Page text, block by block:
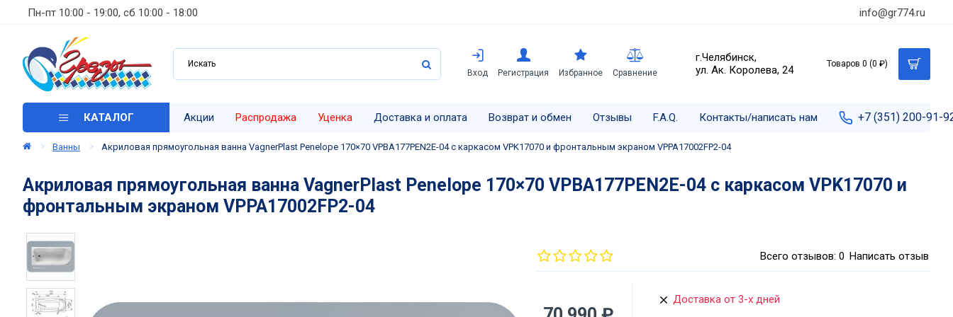
Пн-пт 10:00 - 19:00, сб 10:00 - 18:00 info@gr774.ru
Вход Регистрация Избранное Сравнение
г.Челябинск,
ул. Ак. Королева, 24
Товаров 0 (0 ₽)
КАТАЛОГ Акции Распродажа Уценка Доставка и оплата Возврат и обмен Отзывы F.A.Q. Контакты/написать нам +7 (351) 200-91-
Ванны Акриловая прямоугольная ванна VagnerPlast Penelope 170×70 VPBA177PEN2E-04 с каркасом VPK17070 и фронтальным экраном VPPA17002FP2-04
Акриловая прямоугольная ванна VagnerPlast Penelope 170×70 VPBA177PEN2E-04 с каркасом VPK17070 и
фронтальным экраном VPPA17002FP2-04
Всего отзывов: 0 Написать отзыв
Доставка от 3-х дней